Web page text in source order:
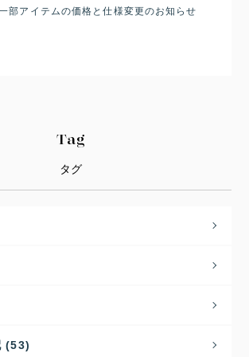
部アイテムの価格と仕様変更のお知らせ
Tag
タグ
(53)